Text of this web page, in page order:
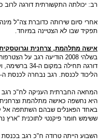
רב: יכולתה התקשורתית דורגה לרוב
תפקיד שבו לא הצטיינה במיוחד.
אישה מתלהמת, צרחנית
בשלהי 2008 הודיעה רגב
הליכוד לכנסת. רגב נבחרה לכנסת ה-18 ומאז מכהנת כחברת כנסת מטעם הליכוד.
המחאה החברתית העניקה לח"כ רגב
היא נחשפה כאישה מתלהמת
באחד הפאנלים שבהם השתתפה אל
ששימש חומר פיקנטי לתוכנית "ארץ
השבוע הייתה טרודה ח"כ רגב